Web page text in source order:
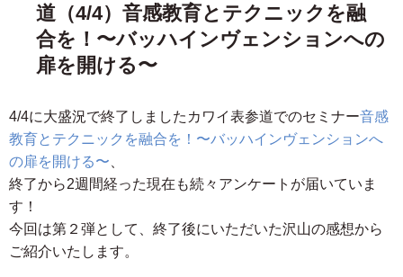
道（4/4）音感教育とテクニックを融
合を！〜バッハインヴェンションへの
扉を開ける〜
4/4に大盛況で終了しましたカワイ表参道でのセミナー音感
教育とテクニックを融合を！〜バッハインヴェンションへ
の扉を開ける〜
終了から2週間経った現在も続々アンケートが届いていま
す！
今回は第２弾として、終了後にいただいた沢山の感想から
ご紹介いたします。